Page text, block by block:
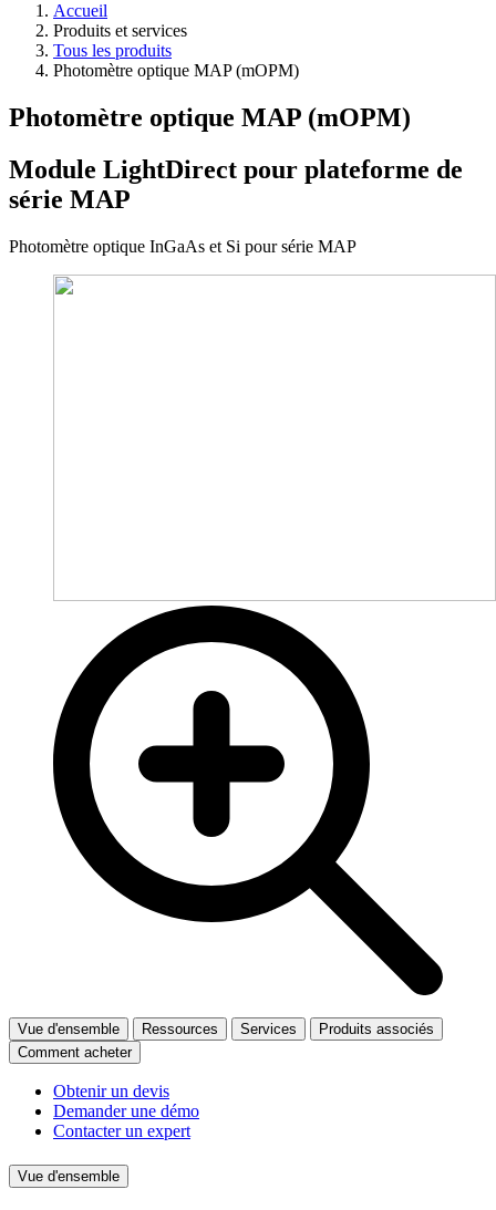
Accueil
Produits et services
Tous les produits
Photomètre optique MAP (mOPM)
Photomètre optique MAP (mOPM)
Module LightDirect pour plateforme de
série MAP
Photomètre optique InGaAs et Si pour série MAP
Vue d'ensemble Ressources Services
Produits associés
Comment acheter
Obtenir un devis
Demander une démo
Contacter un expert
Vue d'ensemble